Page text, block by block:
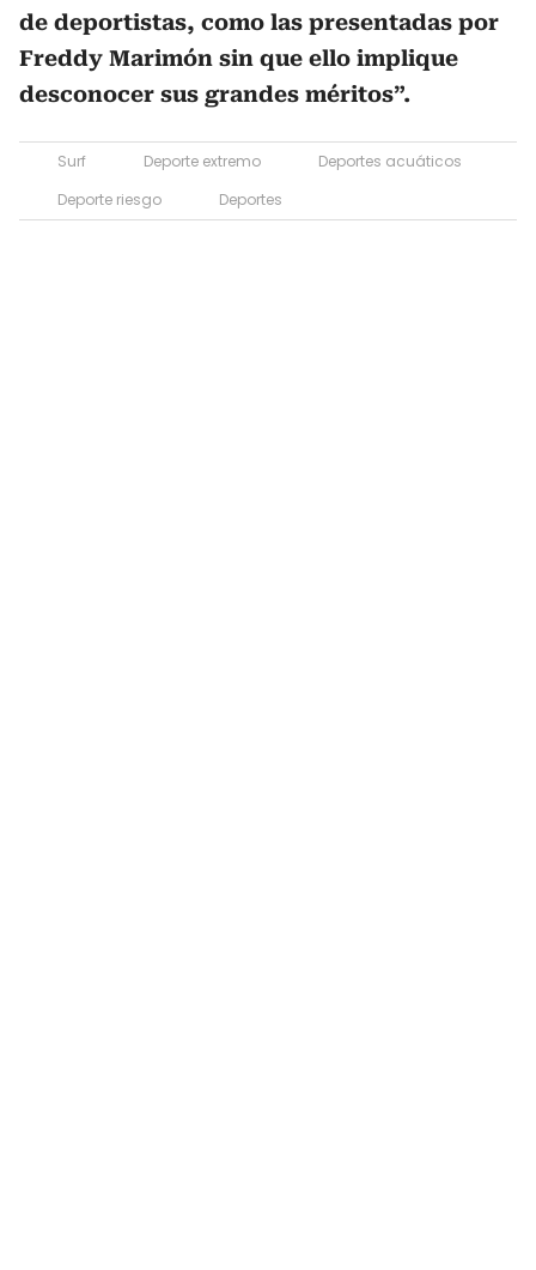
de deportistas, como las presentadas por
Freddy Marimón sin que ello implique
desconocer sus grandes méritos”.
Surf Deporte extremo
Deportes acuáticos
Deporte riesgo
Deportes